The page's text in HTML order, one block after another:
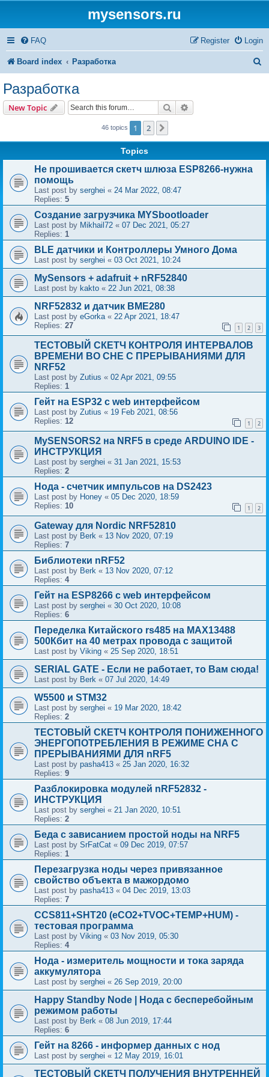
mysensors.ru
FAQ Login
Register
Board index Разработка
Разработка
New Topic Search
46 topics 1 2
Topics
Не прошивается скетч шлюза ESP8266-нужна
помощь
Last post by serghei « 24 Mar 2022, 08:47
Replies: 5
Создание загрузчика MYSbootloader
Last post by Mikhail72 « 07 Dec 2021, 05:27
Replies: 1
BLE датчики и Контроллеры Умного Дома
Last post by serghei « 03 Oct 2021, 10:24
MySensors + adafruit + nRF52840
Last post by kakto « 22 Jun 2021, 08:38
NRF52832 и датчик BME280
Last post by eGorka « 22 Apr 2021, 18:47
Replies: 27 1 2 3
ТЕСТОВЫЙ СКЕТЧ КОНТРОЛЯ ИНТЕРВАЛОВ
ВРЕМЕНИ ВО СНЕ С ПРЕРЫВАНИЯМИ ДЛЯ
NRF52
Last post by Zutius « 02 Apr 2021, 09:55
Replies: 1
Гейт на ESP32 с web интерфейсом
Last post by Zutius « 19 Feb 2021, 08:56
Replies: 12 1 2
MySENSORS2 на NRF5 в среде ARDUINO IDE -
ИНСТРУКЦИЯ
Last post by serghei « 31 Jan 2021, 15:53
Replies: 2
Нода - счетчик импульсов на DS2423
Last post by Honey « 05 Dec 2020, 18:59
Replies: 10 1 2
Gateway для Nordic NRF52810
Last post by Berk « 13 Nov 2020, 07:19
Replies: 7
Библиотеки nRF52
Last post by Berk « 13 Nov 2020, 07:12
Replies: 4
Гейт на ESP8266 с web интерфейсом
Last post by serghei « 30 Oct 2020, 10:08
Replies: 6
Переделка Китайского rs485 на MAX13488
500Кбит на 40 метрах провода с защитой
Last post by Viking « 25 Sep 2020, 18:51
SERIAL GATE - Если не работает, то Вам сюда!
Last post by Berk « 07 Jul 2020, 14:49
W5500 и STM32
Last post by serghei « 19 Mar 2020, 18:42
Replies: 2
ТЕСТОВЫЙ СКЕТЧ КОНТРОЛЯ ПОНИЖЕННОГО
ЭНЕРГОПОТРЕБЛЕНИЯ В РЕЖИМЕ СНА С
ПРЕРЫВАНИЯМИ ДЛЯ nRF5
Last post by pasha413 « 25 Jan 2020, 16:32
Replies: 9
Разблокировка модулей nRF52832 -
ИНСТРУКЦИЯ
Last post by serghei « 21 Jan 2020, 10:51
Replies: 2
Беда с зависанием простой ноды на NRF5
Last post by SrFatCat « 09 Dec 2019, 07:57
Replies: 1
Перезагрузка ноды через привязанное
свойство объекта в мажордомо
Last post by pasha413 « 04 Dec 2019, 13:03
Replies: 7
CCS811+SHT20 (eCO2+TVOC+TEMP+HUM) -
тестовая программа
Last post by Viking « 03 Nov 2019, 05:30
Replies: 4
Нода - измеритель мощности и тока заряда
аккумулятора
Last post by serghei « 26 Sep 2019, 20:00
Happy Standby Node | Нода с бесперебойным
режимом работы
Last post by Berk « 08 Jun 2019, 17:44
Replies: 6
Гейт на 8266 - информер данных с нод
Last post by serghei « 12 May 2019, 16:01
ТЕСТОВЫЙ СКЕТЧ ПОЛУЧЕНИЯ ВНУТРЕННЕЙ